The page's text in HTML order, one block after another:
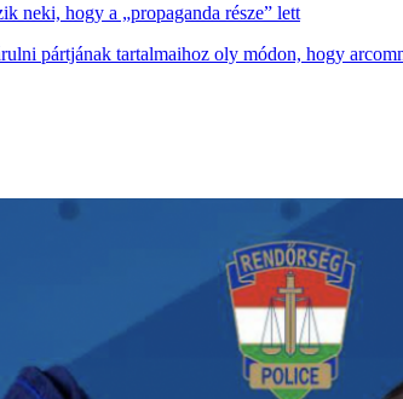
neki, hogy a „propaganda része” lett
pártjának tartalmaihoz oly módon, hogy